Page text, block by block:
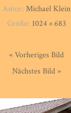
Autor: Michael Klein
Größe: 1024 × 683
« Vorheriges Bild
Nächstes Bild »